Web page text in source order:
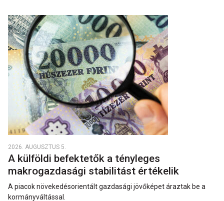
2026. AUGUSZTUS 5.
A külföldi befektetők a tényleges
makrogazdasági stabilitást értékelik
A piacok növekedésorientált gazdasági jövőképet áraztak be a
kormányváltással.